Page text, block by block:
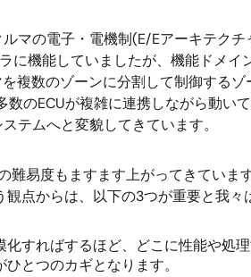
マの電子・電機制(E/Eアーキテク
に機能していましたが、機能ドメ
複数のゾーンに分割して制御する
のECUが複雑に連携しながら動い
テムへと変貌してきています。
易度もますます上がってきてい
点からは、以下の3つが重要と我々
すればするほど、どこに性能や
とつのカギとなります。